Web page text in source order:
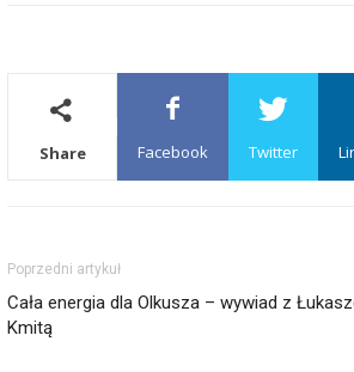
Share Facebook Twitter
Poprzedni artykuł
Cała energia dla Olkusza – wywiad z
Kmitą